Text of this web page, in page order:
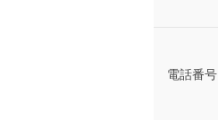
電話番号